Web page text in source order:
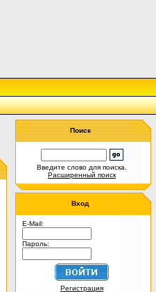
Поиск
Введите слово для поиска.
Расширенный поиск
Вход
E-Mail:
Пароль:
Регистрация